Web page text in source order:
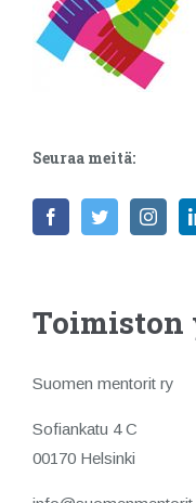
Seuraa meitä:
Suomen mentorit ry
Sofiankatu 4 C
00170 Helsinki